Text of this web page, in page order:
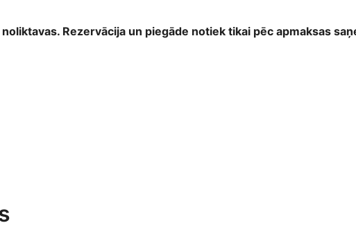
Rezervācija un piegāde notiek tikai pēc apmaksas